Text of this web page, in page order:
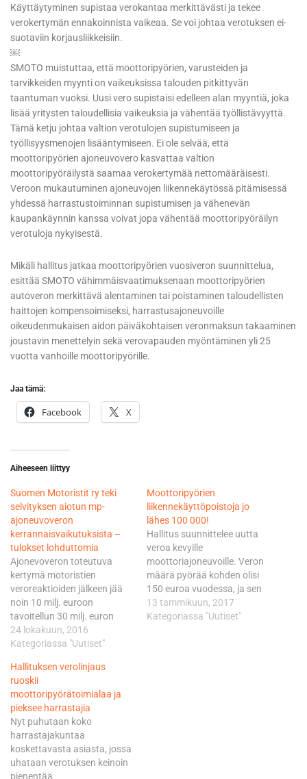
Käyttäytyminen supistaa verokantaa merkittävästi ja tekee
verokertymän ennakoinnista vaikeaa. Se voi johtaa verotuksen ei-
suotaviin korjausliikkeisiin.
￼
SMOTO muistuttaa, että moottoripyörien, varusteiden ja
tarvikkeiden myynti on vaikeuksissa talouden pitkittyvän
taantuman vuoksi. Uusi vero supistaisi edelleen alan myyntiä, joka
lisää yritysten taloudellisia vaikeuksia ja vähentää työllistävyyttä.
Tämä ketju johtaa valtion verotulojen supistumiseen ja
työllisyysmenojen lisääntymiseen. Ei ole selvää, että
moottoripyörien ajoneuvovero kasvattaa valtion
moottoripyöräilystä saamaa verokertymää nettomääräisesti.
Veroon mukautuminen ajoneuvojen liikennekäytössä pitämisessä
yhdessä harrastustoiminnan supistumisen ja vähenevän
kaupankäynnin kanssa voivat jopa vähentää moottoripyöräilyn
verotuloja nykyisestä.
Mikäli hallitus jatkaa moottoripyörien vuosiveron suunnittelua,
esittää SMOTO vähimmäisvaatimuksenaan moottoripyörien
autoveron merkittävä alentaminen tai poistaminen taloudellisten
haittojen kompensoimiseksi, harrastusajoneuvoille
oikeudenmukaisen aidon päiväkohtaisen veronmaksun takaaminen
joustavin menettelyin sekä verovapauden myöntäminen yli 25
vuotta vanhoille moottoripyörille.
Jaa tämä:
Facebook X
Aiheeseen liittyy
Suomen Motoristit ry teki
selvityksen aiotun mp-
ajoneuvoveron
kerrannaisvaikutuksista –
tulokset lohduttomia
Ajonevoveron toteutuva
kertymä motoristien
veroreaktioiden jälkeen jää
noin 10 milj. euroon
tavoitellun 30 milj. euron
sijaan. Veron arvioitu
vaikutus MP-alan
-100 miljoonaa euroa ja
matkailuun noin 20 - 30
miljoonaa euroa sekä
polttoainemyyntiin noin 5
miljoonaa euroa. Yhteensä
se merkitsee sitä, että
moottoripyöräilyyn liittyvä
kotimainen kulutus…
24 lokakuun, 2016
Kategoriassa "Uutiset"
Moottoripyörien
liikennekäyttöpoistoja jo
lähes 100 000!
Hallitus suunnittelee uutta
veroa kevyille
moottoriajoneuvoille. Veron
määrä pyörää kohden olisi
150 euroa vuodessa, ja sen
haluttaisiin kerryttävän
valtion kassaa 25 miljoonan
13 tammikuun, 2017
Kategoriassa "Uutiset"
Hallituksen verolinjaus
ruoskii
moottoripyörätoimialaa ja
pieksee harrastajia
Nyt puhutaan koko
harrastajakuntaa
koskettavasta asiasta, jossa
uhataan verotuksen keinoin
pienentää